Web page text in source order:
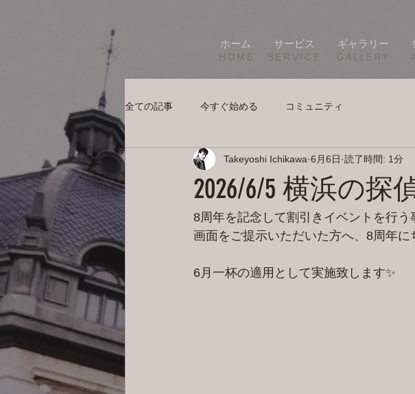
ホーム サービス ギャラリー
HOME SERVICE ​GALLERY
全ての記事 今すぐ始める コミュニティ
2026/6/5 横浜の探
Takeyoshi Ichikawa 6月6日 読了時間: 1分
8周年を記念して割引きイベントを行
画面をご提示いただいた方へ、8周年に
6月一杯の適用として実施致します✨